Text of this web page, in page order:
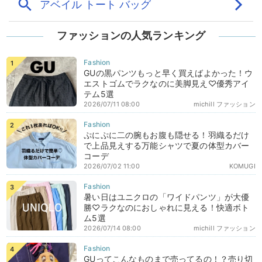
ファッションの人気ランキング
GUの黒パンツもっと早く買えばよかった！ウ
エストゴムでラクなのに美脚見え♡優秀アイ
テム5選
michill ファッション
2026/07/11 08:00
ぷにぷに二の腕もお腹も隠せる！羽織るだけ
で上品見えする万能シャツで夏の体型カバー
コーデ
KOMUGI
2026/07/02 11:00
暑い日はユニクロの「ワイドパンツ」が大優
勝♡ラクなのにおしゃれに見える！快適ボト
ム5選
michill ファッション
2026/07/14 08:00
GUってこんなものまで売ってるの！？売り切